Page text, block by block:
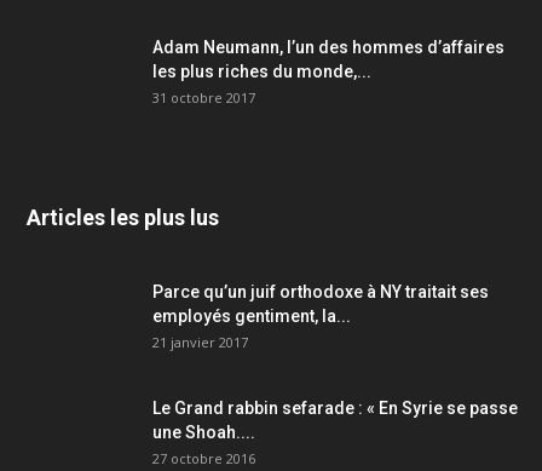
Adam Neumann, l’un des hommes d’affaires
les plus riches du monde,...
31 octobre 2017
Articles les plus lus
Parce qu’un juif orthodoxe à NY traitait ses
employés gentiment, la...
21 janvier 2017
Le Grand rabbin sefarade : « En Syrie se passe
une Shoah....
27 octobre 2016